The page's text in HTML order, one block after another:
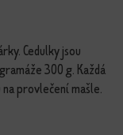
Cedulky jsou
300 g. Každá
provlečení mašle.